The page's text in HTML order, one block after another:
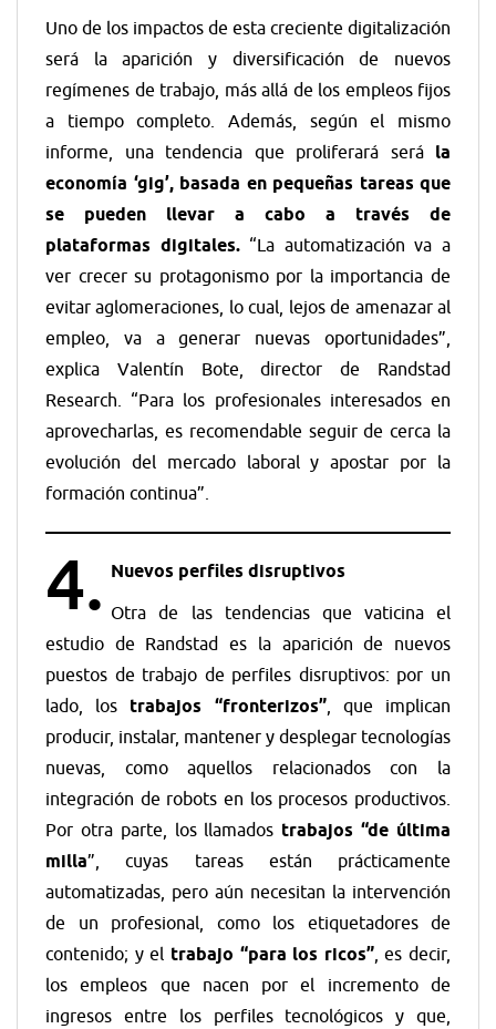
Uno de los impactos de esta creciente digitalización
será la aparición y diversificación de nuevos
regímenes de trabajo, más allá de los empleos fijos
a tiempo completo. Además, según el mismo
informe, una tendencia que proliferará será la
economía ‘gig’, basada en pequeñas tareas que
se pueden llevar a cabo a través de
plataformas digitales.“La automatización va a
ver crecer su protagonismo por la importancia de
evitar aglomeraciones, lo cual, lejos de amenazar al
empleo, va a generar nuevas oportunidades”,
explica Valentín Bote, director de Randstad
Research. “Para los profesionales interesados en
aprovecharlas, es recomendable seguir de cerca la
evolución del mercado laboral y apostar por la
formación continua”.
4. Nuevos perfiles disruptivos
Otra de las tendencias que vaticina el
estudio de Randstad es la aparición de nuevos
puestos de trabajo de perfiles disruptivos: por un
lado, los trabajos “fronterizos”, que implican
producir, instalar, mantener y desplegar tecnologías
nuevas, como aquellos relacionados con la
integración de robots en los procesos productivos.
Por otra parte, los llamados trabajos “de última
milla”, cuyas tareas están prácticamente
automatizadas, pero aún necesitan la intervención
de un profesional, como los etiquetadores de
contenido; y el trabajo “para los ricos”, es decir,
los empleos que nacen por el incremento de
ingresos entre los perfiles tecnológicos y que,